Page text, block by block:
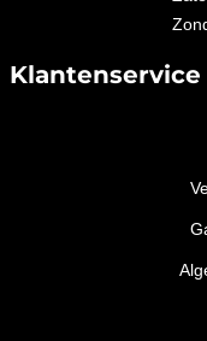
Klantenservice